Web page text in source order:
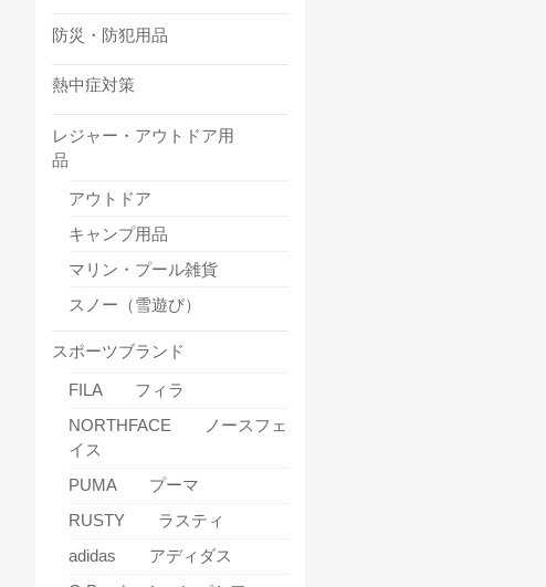
防災・防犯用品
熱中症対策
レジャー・アウトドア用
品
アウトドア
キャンプ用品
マリン・プール雑貨
スノー（雪遊び）
スポーツブランド
FILA フィラ
NORTHFACE ノースフェ
イス
PUMA プーマ
RUSTY ラスティ
adidas アディダス